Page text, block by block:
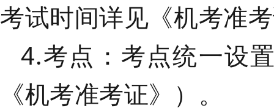
考试时间详见《机考准
4.考点 ：考点统一设
《机考准考证》）。